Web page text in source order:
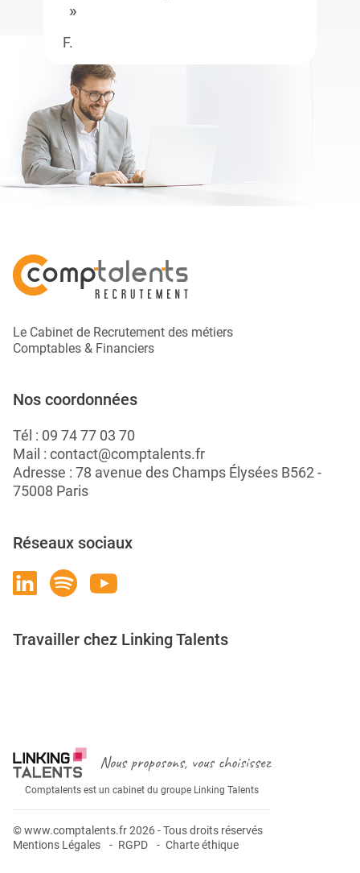
F.
Le Cabinet de Recrutement des métiers
Comptables & Financiers
Nos coordonnées
Tél : 09 74 77 03 70
Mail : contact@comptalents.fr
Adresse : 78 avenue des Champs Élysées B562 -
75008 Paris
Réseaux sociaux
Travailler chez Linking Talents
Nous proposons, vous choisissez
Comptalents est un cabinet du groupe Linking Talents
© www.comptalents.fr 2026 - Tous droits réservés
Mentions Légales
RGPD Charte éthique